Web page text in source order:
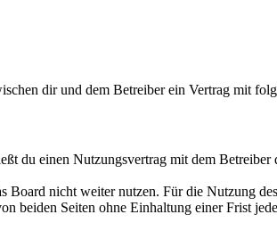
dir und dem Betreiber ein Vertrag mit
du einen Nutzungsvertrag mit dem
Board nicht weiter nutzen. Für die Nutzung
beiden Seiten ohne Einhaltung einer Frist